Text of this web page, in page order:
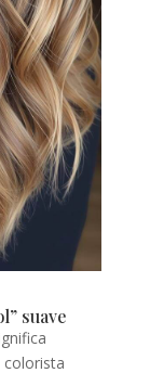
suave
colorista